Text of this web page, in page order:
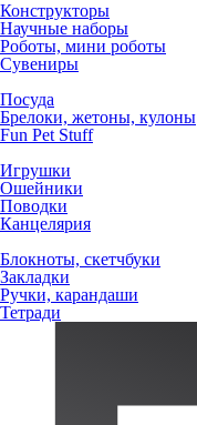
Конструкторы
Научные наборы
Роботы, мини роботы
Сувениры
Посуда
Брелоки, жетоны, кулоны
Fun Pet Stuff
Игрушки
Ошейники
Поводки
Канцелярия
Блокноты, скетчбуки
Закладки
Ручки, карандаши
Тетради